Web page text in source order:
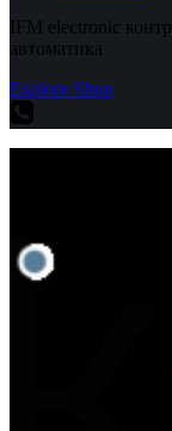
IFM electronic
автоматика
Explore Shop